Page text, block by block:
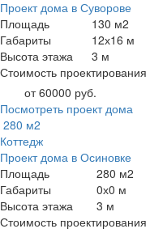
Проект дома в Суворове
Площадь
130 м2
Габариты
12х16 м
Высота этажа
3 м
Стоимость проектирования
от 60000 руб.
Посмотреть проект дома
280 м2
Коттедж
Проект дома в Осиновке
Площадь
280 м2
Габариты
0х0 м
Высота этажа
3 м
Стоимость проектирования